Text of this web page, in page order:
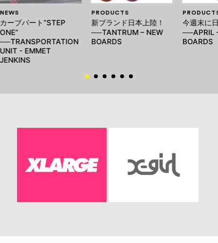
NEWS
カーブパート”STEP
ONE”
──TRANSPORTATION
UNIT - EMMET
JENKINS
PRODUCTS
新ブランド日本上陸！
──TANTRUM – NEW
BOARDS
今週末に
──APRIL
BOARDS